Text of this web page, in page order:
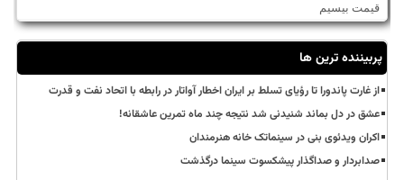
قیمت بیسیم
پربیننده ترین ها
از غارت پاندورا تا رؤیای تسلط بر ایران اخطار آواتار در رابطه با اتحاد نفت و قدرت
عشق در دل بماند شنیدنی شد نتیجه چند ماه تمرین عاشقانه!
اکران ویدئوی بنی در سینماتک خانه هنرمندان
صدابردار و صداگذار پیشکسوت سینما درگذشت